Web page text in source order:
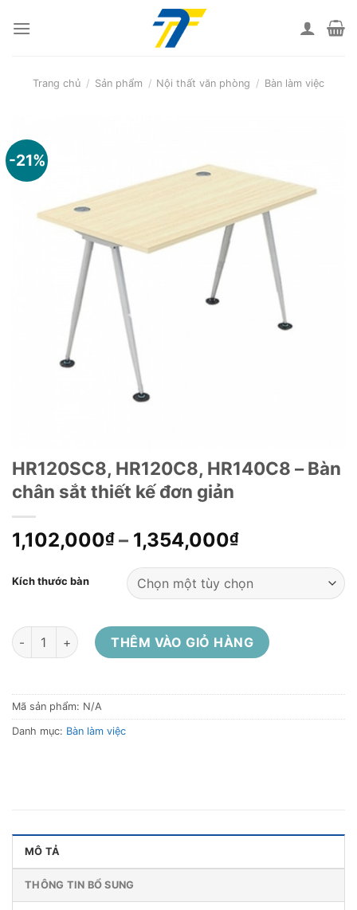
Trang chủ / Sản phẩm / Nội thất văn phòng / Bàn làm việc
-21%
HR120SC8, HR120C8, HR140C8 – Bàn
chân sắt thiết kế đơn giản
1,102,000₫– 1,354,000₫
Kích thước bàn
HR120SC8, HR120C8, HR140C8 - Bàn chân sắt thiết kế đơn
THÊM VÀO GIỎ HÀNG
Mã sản phẩm: N/A
Danh mục: Bàn làm việc
MÔ TẢ
THÔNG TIN BỔ SUNG